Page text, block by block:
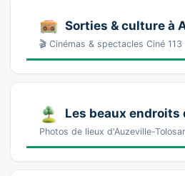
Sorties & culture à
🎬 Cinémas & spectacles Ciné
Les beaux
Photos de lieux d'Auzeville-